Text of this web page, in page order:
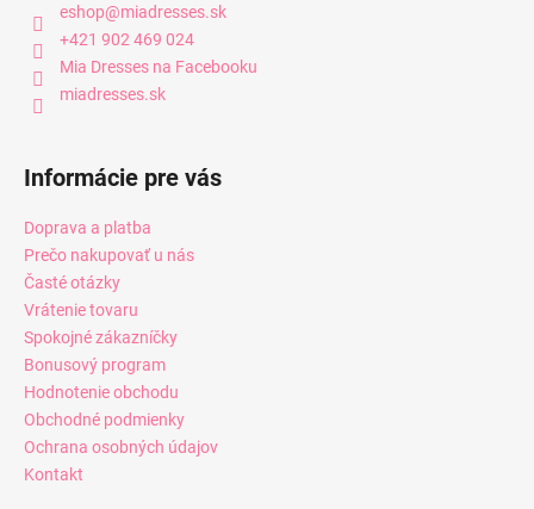
eshop@miadresses.sk
+421 902 469 024
Mia Dresses na Facebooku
miadresses.sk
Informácie pre vás
Doprava a platba
Prečo nakupovať u nás
Časté otázky
Vrátenie tovaru
Spokojné zákazníčky
Bonusový program
Hodnotenie obchodu
Obchodné podmienky
Ochrana osobných údajov
Kontakt